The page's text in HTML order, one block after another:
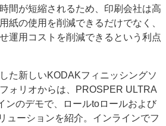
間が短縮されるため、印刷会社は高
紙の使用を削減できるだけでなく、
運用コストを削減できるという利点
た新しいKODAKフィニッシングソ
ォリオからは、PROSPER ULTRA
ンのデモで、ロールtoロールおよび
ューションを紹介。インラインでフ